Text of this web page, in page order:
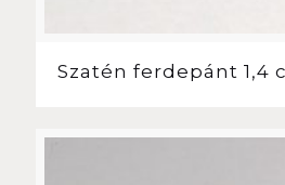
Szatén ferdepánt 1,4